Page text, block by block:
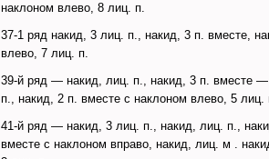
наклоном влево, 8 лиц. п.
37-1 ряд накид, 3 лиц. п., накид, 3 п. вместе,
влево, 7 лиц. п.
39-й ряд — накид, лиц. п., накид, 3 п. вместе
п., накид, 2 п. вместе с наклоном влево, 5 лиц.
41-й ряд — накид, 3 лиц. п., накид, лиц. п.,
вместе с наклоном вправо, накид, лиц. м .